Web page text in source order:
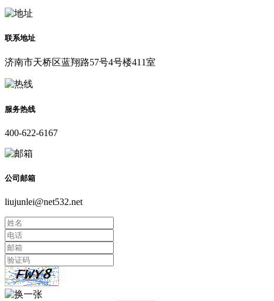
联系地址
济南市天桥区蓝翔路57号4号楼411室
服务热线
400-622-6167
公司邮箱
liujunlei@net532.net